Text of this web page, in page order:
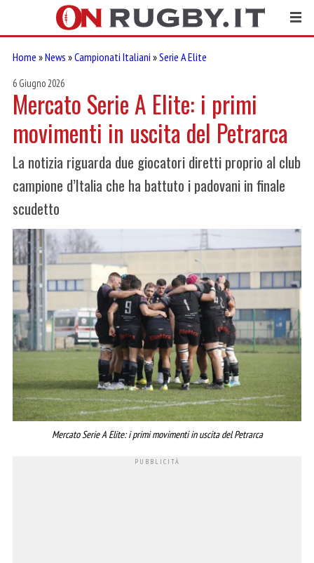
Home »News »Campionati Italiani »Serie A Elite
6 Giugno 2026
Mercato Serie A Elite: i primi
movimenti in uscita del Petrarca
La notizia riguarda due giocatori diretti proprio al club
campione d’Italia che ha battuto i padovani in finale
scudetto
Mercato Serie A Elite: i primi movimenti in uscita del Petrarca